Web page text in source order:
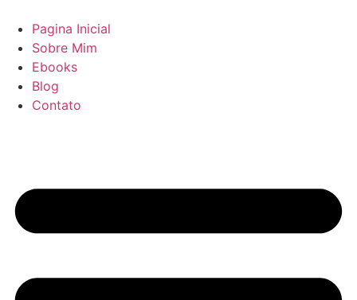
para
conteúdo
Pagina Inicial
Sobre Mim
Ebooks
Blog
Contato